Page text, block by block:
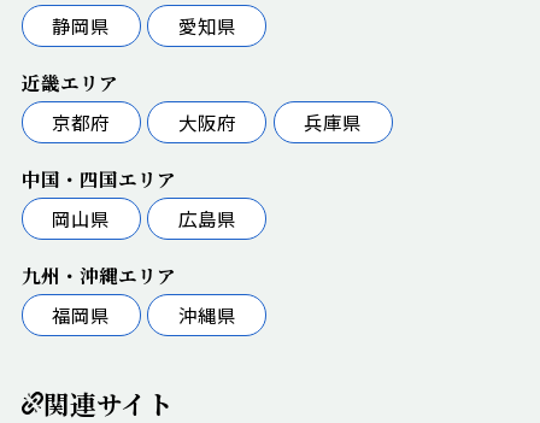
静岡県
愛知県
近畿エリア
京都府
大阪府 兵庫県
中国・四国エリア
岡山県
広島県
九州・沖縄エリア
福岡県
沖縄県
関連サイト